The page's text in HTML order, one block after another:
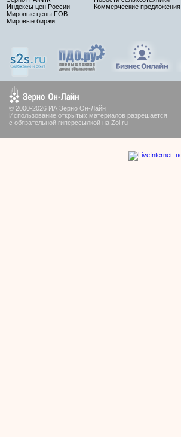
Индексы цен России
Мировые цены FOB
Мировые биржи
Коммерческие предложения
© 2000-2026 ИА Зерно Он-Лайн
Использование открытых материалов разрешается
с обязательной гиперссылкой на Zol.ru